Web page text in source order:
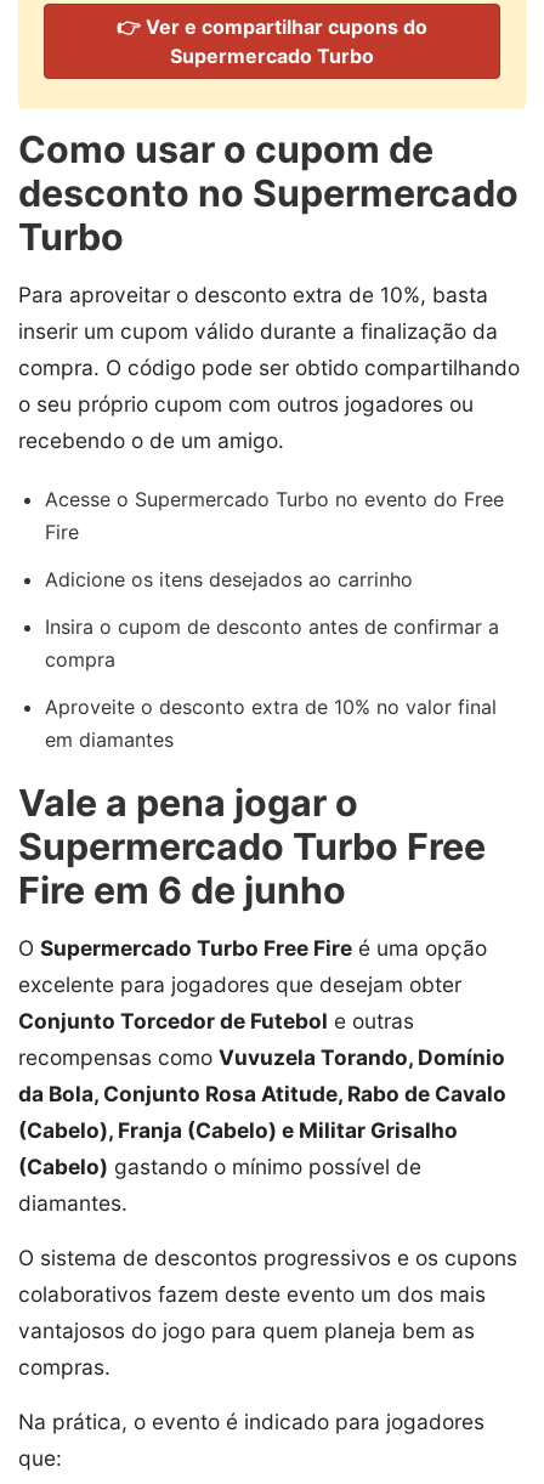
👉 Ver e compartilhar cupons do
Supermercado Turbo
Como usar o cupom de
desconto no Supermercado
Turbo
Para aproveitar o desconto extra de 10%, basta
inserir um cupom válido durante a finalização da
compra. O código pode ser obtido compartilhando
o seu próprio cupom com outros jogadores ou
recebendo o de um amigo.
Acesse o Supermercado Turbo no evento do Free
Fire
Adicione os itens desejados ao carrinho
Insira o cupom de desconto antes de confirmar a
compra
Aproveite o desconto extra de 10% no valor final
em diamantes
Vale a pena jogar o
Supermercado Turbo Free
Fire em 6 de junho
O Supermercado Turbo Free Fire é uma opção
excelente para jogadores que desejam obter
Conjunto Torcedor de Futebol e outras
recompensas como Vuvuzela Torando, Domínio
da Bola, Conjunto Rosa Atitude, Rabo de Cavalo
(Cabelo), Franja (Cabelo) e Militar Grisalho
(Cabelo) gastando o mínimo possível de
diamantes.
O sistema de descontos progressivos e os cupons
colaborativos fazem deste evento um dos mais
vantajosos do jogo para quem planeja bem as
compras.
Na prática, o evento é indicado para jogadores
que: